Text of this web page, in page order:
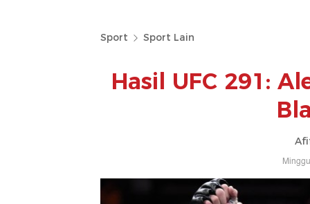
Sport Sport Lain
Hasil UFC 291: